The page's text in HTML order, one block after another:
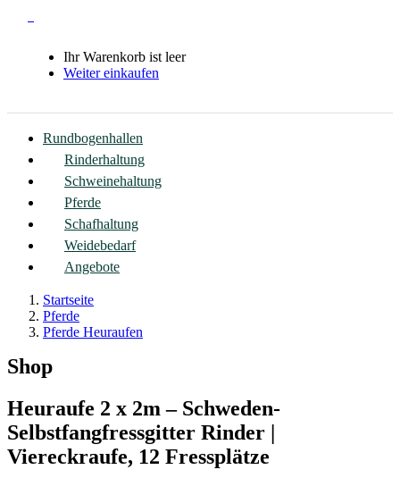
Ihr Warenkorb ist leer
Weiter einkaufen
Rundbogenhallen
Rinderhaltung
Schweinehaltung
Pferde
Schafhaltung
Weidebedarf
Angebote
Startseite
Pferde
Pferde Heuraufen
Shop
Heuraufe 2 x 2m – Schweden-
Selbstfangfressgitter Rinder |
Viereckraufe, 12 Fressplätze